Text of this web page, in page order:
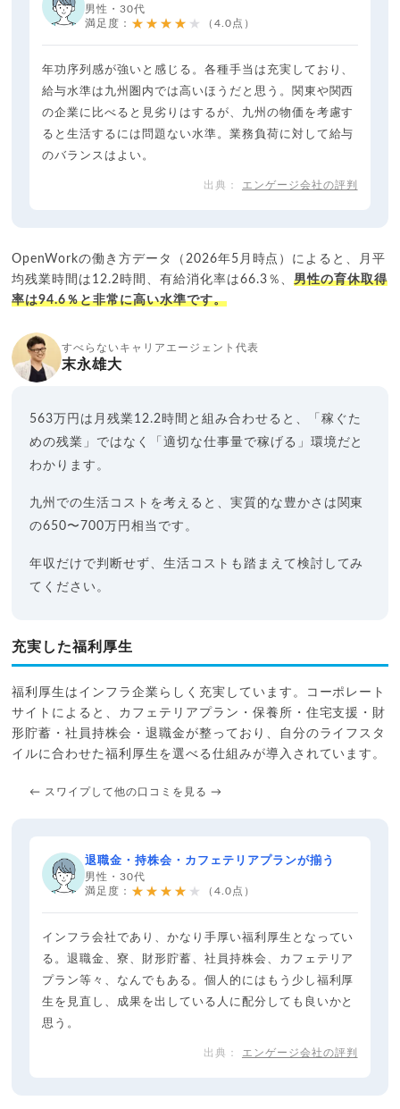
男性・30代
満足度： ★★★★★ （4.0点）
年功序列感が強いと感じる。各種手当は充実しており、
給与水準は九州圏内では高いほうだと思う。関東や関西
の企業に比べると見劣りはするが、九州の物価を考慮す
ると生活するには問題ない水準。業務負荷に対して給与
のバランスはよい。
エンゲージ会社の評判
OpenWorkの働き方データ（2026年5月時点）によると、月平
均残業時間は12.2時間、有給消化率は66.3％、男性の育休取得
率は94.6％と非常に高い水準です。
すべらないキャリアエージェント代表
末永雄大
563万円は月残業12.2時間と組み合わせると、「稼ぐた
めの残業」ではなく「適切な仕事量で稼げる」環境だと
わかります。
九州での生活コストを考えると、実質的な豊かさは関東
の650〜700万円相当です。
年収だけで判断せず、生活コストも踏まえて検討してみ
てください。
充実した福利厚生
福利厚生はインフラ企業らしく充実しています。コーポレート
サイトによると、カフェテリアプラン・保養所・住宅支援・財
形貯蓄・社員持株会・退職金が整っており、自分のライフスタ
イルに合わせた福利厚生を選べる仕組みが導入されています。
← スワイプして他の口コミを見る →
退職金・持株会・カフェテリアプランが揃う
男性・30代
満足度： ★★★★★ （4.0点）
インフラ会社であり、かなり手厚い福利厚生となってい
る。退職金、寮、財形貯蓄、社員持株会、カフェテリア
プラン等々、なんでもある。個人的にはもう少し福利厚
生を見直し、成果を出している人に配分しても良いかと
思う。
エンゲージ会社の評判